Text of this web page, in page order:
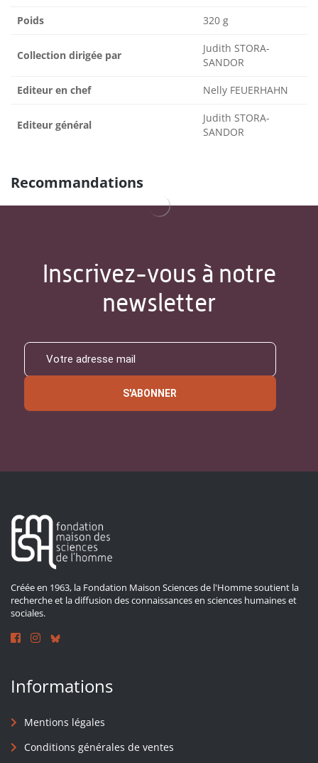
Poids 320 g
Collection dirigée par
Judith STORA-
SANDOR
Editeur en chef Nelly FEUERHAHN
Editeur général
Judith STORA-
SANDOR
Recommandations
Inscrivez-vous à notre
newsletter
S'ABONNER
Créée en 1963, la Fondation Maison Sciences de l'Homme soutient la
recherche et la diffusion des connaissances en sciences humaines et
sociales.
Informations
Mentions légales
Conditions générales de ventes